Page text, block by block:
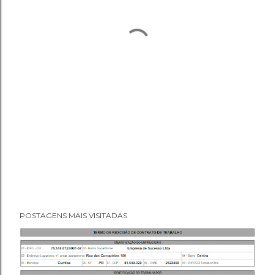
POSTAGENS MAIS VISITADAS